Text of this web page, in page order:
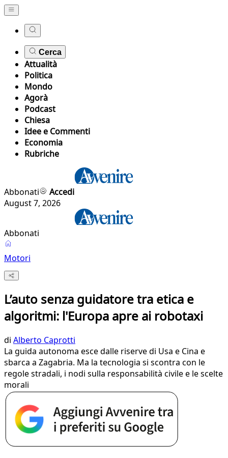
Cerca
Attualità
Politica
Mondo
Agorà
Podcast
Chiesa
Idee e Commenti
Economia
Rubriche
Abbonati
Accedi
August 7, 2026
Abbonati
Motori
L’auto senza guidatore tra etica e
algoritmi: l'Europa apre ai robotaxi
di Alberto Caprotti
La guida autonoma esce dalle riserve di Usa e Cina e
sbarca a Zagabria. Ma la tecnologia si scontra con le
regole stradali, i nodi sulla responsabilità civile e le scelte
morali